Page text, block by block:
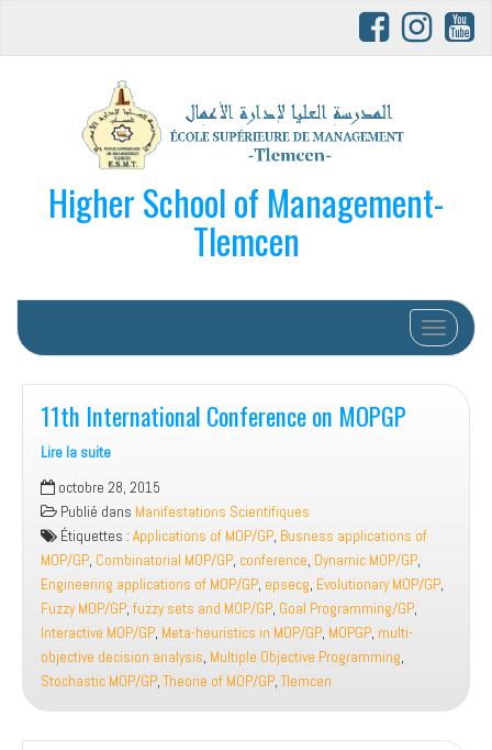
Higher School of Management-
Tlemcen
Afficher/
11th International Conference on MOPGP
Lire la suite
11th
International
Conference
on
MOPGP
octobre 28, 2015
Publié dans Manifestations Scientifiques
Étiquettes : Applications of MOP/GP, Busness applications of
MOP/GP, Combinatorial MOP/GP, conference, Dynamic MOP/GP,
Engineering applications of MOP/GP, epsecg, Evolutionary MOP/GP,
Fuzzy MOP/GP,fuzzy sets and MOP/GP, Goal Programming/GP,
Interactive MOP/GP, Meta-heuristics in MOP/GP, MOPGP, multi-
objective decision analysis, Multiple Objective Programming,
Stochastic MOP/GP,Theorie of MOP/GP,Tlemcen